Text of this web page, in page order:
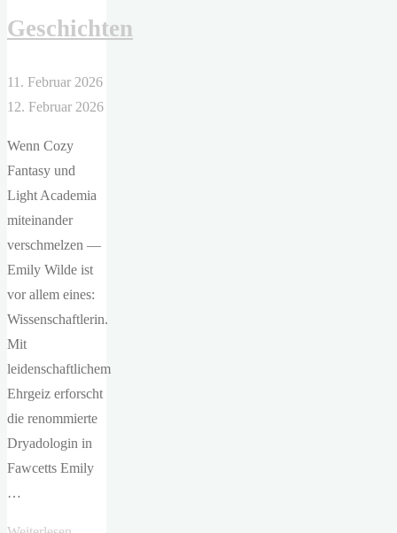
Geschichten
11. Februar 2026
12. Februar 2026
Wenn Cozy
Fantasy und
Light Academia
miteinander
verschmelzen —
Emily Wilde ist
vor allem eines:
Wissenschaftlerin.
Mit
leidenschaftlichem
Ehrgeiz erforscht
die renommierte
Dryadologin in
Fawcetts Emily
…